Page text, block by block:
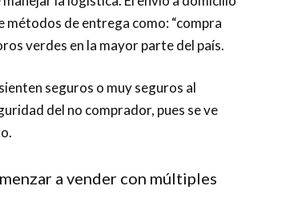
métodos de entrega como: “compra
verdes en la mayor parte del país.
seguros o muy seguros al
del no comprador, pues se ve
a vender con múltiples